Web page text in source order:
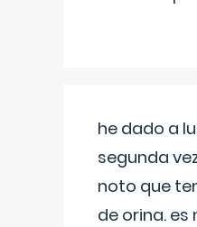
he dado a
segunda
noto que
de orina. es